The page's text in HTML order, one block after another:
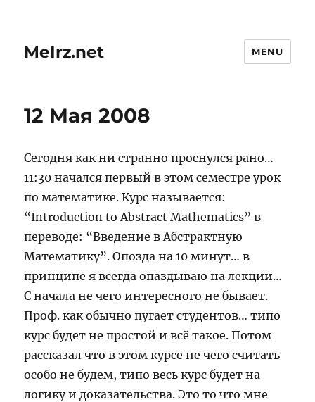
MeIrz.net MENU
12 Мая 2008
Сегодня как ни странно проснулся рано…
11:30 начался первый в этом семестре урок
по математике. Курс называется:
“Introduction to Abstract Mathematics” в
переводе: “Введение в Абстрактную
Математику”. Опозда на 10 минут… в
принципе я всегда опаздываю на лекции…
С начала не чего интересного не бывает.
Проф. как обычно пугает студентов… типо
курс будет не простой и всё такое. Потом
рассказал что в этом курсе не чего считать
особо не будем, типо весь курс будет на
логику и доказательства. Это то что мне